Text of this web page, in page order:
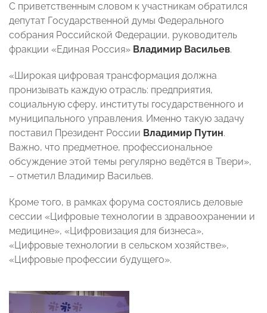
С приветственным словом к участникам обратился
депутат Государственной думы Федерального
собрания Российской Федерации, руководитель
фракции «Единая Россия» Владимир Васильев.
«Широкая цифровая трансформация должна
пронизывать каждую отрасль: предприятия,
социальную сферу, институты государственного и
муниципального управления. Именно такую задачу
поставил Президент России Владимир Путин.
Важно, что предметное, профессиональное
обсуждение этой темы регулярно ведётся в Твери»,
– отметил Владимир Васильев.
Кроме того, в рамках форума состоялись деловые
сессии «Цифровые технологии в здравоохранении и
медицине», «Цифровизация для бизнеса»,
«Цифровые технологии в сельском хозяйстве»,
«Цифровые профессии будущего».